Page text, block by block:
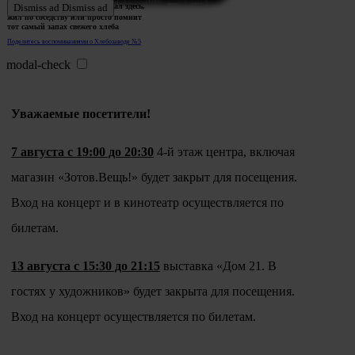
Поделитесь воспоминаниями о Хлебозаводе №5
Ждем истории тех, кто работал здесь,
жил по соседству или просто помнит
тот самый запах свежего хлеба
Dismiss ad Dismiss ad
modal-check
Уважаемые посетители!
7 августа с 19:00 до 20:30 4-й этаж центра, включая
магазин «Зотов.Вещь!» будет закрыт для посещения.
Вход на концерт и в кинотеатр осуществляется по
билетам.
13 августа с 15:30 до 21:15 выставка «Дом 21. В
гостях у художников» будет закрыта для посещения.
Вход на концерт осуществляется по билетам.